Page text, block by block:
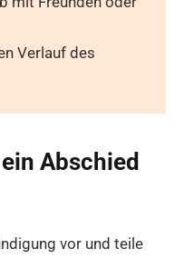
Verlauf des
Abschied
vor und teile